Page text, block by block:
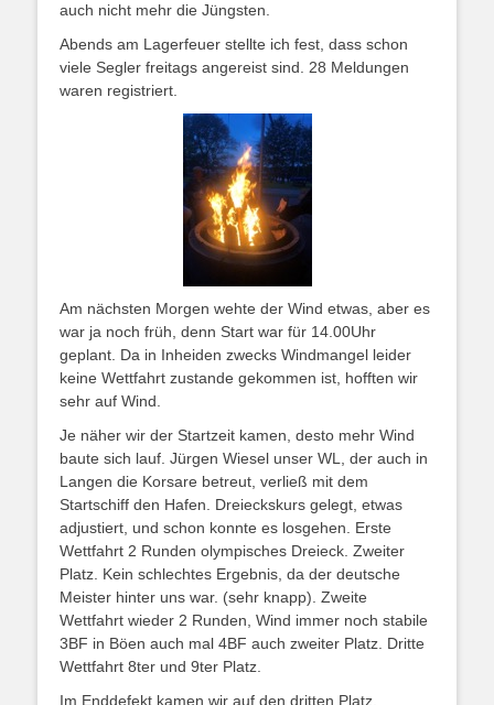
auch nicht mehr die Jüngsten.
Abends am Lagerfeuer stellte ich fest, dass schon
viele Segler freitags angereist sind. 28 Meldungen
waren registriert.
Am nächsten Morgen wehte der Wind etwas, aber es
war ja noch früh, denn Start war für 14.00Uhr
geplant. Da in Inheiden zwecks Windmangel leider
keine Wettfahrt zustande gekommen ist, hofften wir
sehr auf Wind.
Je näher wir der Startzeit kamen, desto mehr Wind
baute sich lauf. Jürgen Wiesel unser WL, der auch in
Langen die Korsare betreut, verließ mit dem
Startschiff den Hafen. Dreieckskurs gelegt, etwas
adjustiert, und schon konnte es losgehen. Erste
Wettfahrt 2 Runden olympisches Dreieck. Zweiter
Platz. Kein schlechtes Ergebnis, da der deutsche
Meister hinter uns war. (sehr knapp). Zweite
Wettfahrt wieder 2 Runden, Wind immer noch stabile
3BF in Böen auch mal 4BF auch zweiter Platz. Dritte
Wettfahrt 8ter und 9ter Platz.
Im Enddefekt kamen wir auf den dritten Platz.